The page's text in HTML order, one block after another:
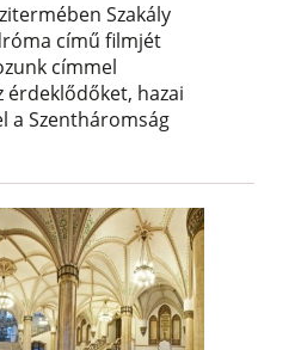
Szakály
című filmjét
címmel
érdeklődőket, hazai
a Szentháromság